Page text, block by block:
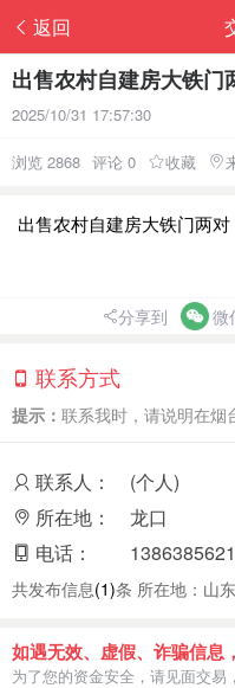
返回
出售农村自建房大铁门
2025/10/31 17:57:30
浏览 2868 评论 0 收藏
出售农村自建房大铁门两对
分享到 微
联系方式
提示： 联系我时，请说明在烟
联系人：
(个人)
所在地：
龙口
电话：
共发布信息(1)条 所在地：山
如遇无效、虚假、诈骗信息
为了您的资金安全，请见面交易